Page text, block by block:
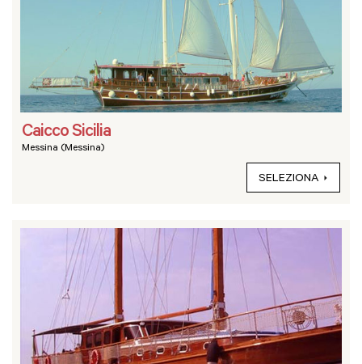
Caicco Sicilia
Messina (Messina)
SELEZIONA